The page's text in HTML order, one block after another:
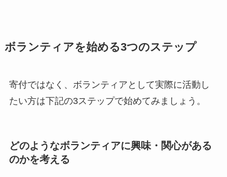
ボランティアを始める3つのステップ
寄付ではなく、ボランティアとして実際に活動し
たい方は下記の3ステップで始めてみましょう。
どのようなボランティアに興味・関心がある
のかを考える